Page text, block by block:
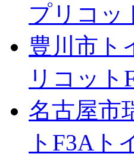
プリコッ
豊川市ト
リコット
名古屋市
トF3Aト